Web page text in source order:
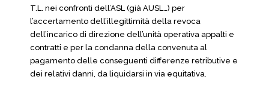
T.L. nei confronti dell’ASL (già AUSL…) per
l’accertamento dell’illegittimità della revoca
dell’incarico di direzione dell’unità operativa appalti e
contratti e per la condanna della convenuta al
pagamento delle conseguenti differenze retributive e
dei relativi danni, da liquidarsi in via equitativa.